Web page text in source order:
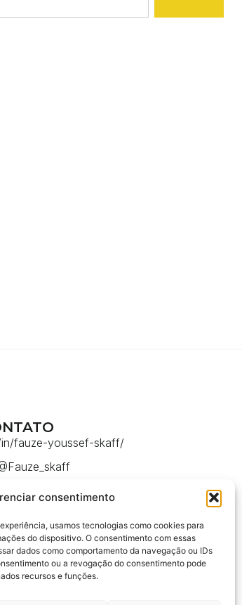
consentimento
usamos tecnologias como cookies para
do dispositivo. O consentimento com essas
dados como comportamento da navegação ou IDs
ou a revogação do consentimento pode
recursos e funções.
fauze-youssef-skaff/
@fauze_skaff